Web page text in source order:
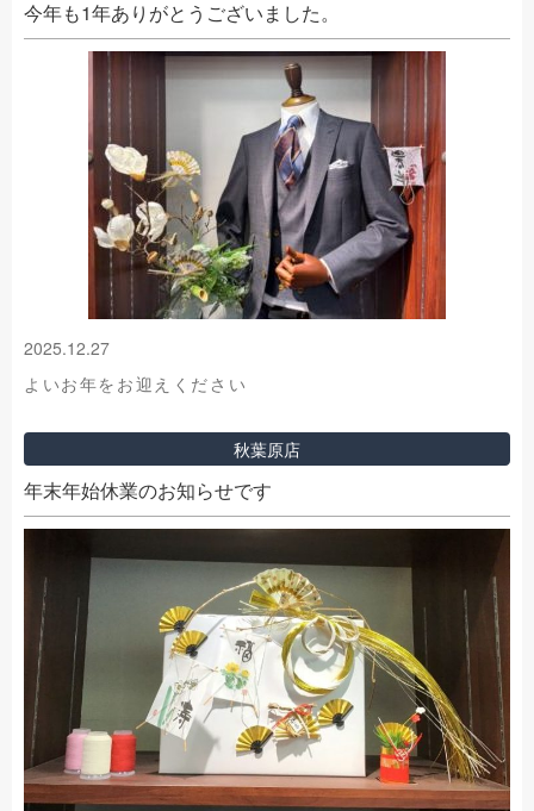
今年も1年ありがとうございました。
2025.12.27
よいお年をお迎えください
秋葉原店
年末年始休業のお知らせです